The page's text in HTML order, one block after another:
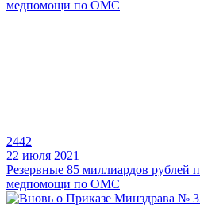
2442
22 июля 2021
Резервные 85 миллиардов рублей
медпомощи по ОМС